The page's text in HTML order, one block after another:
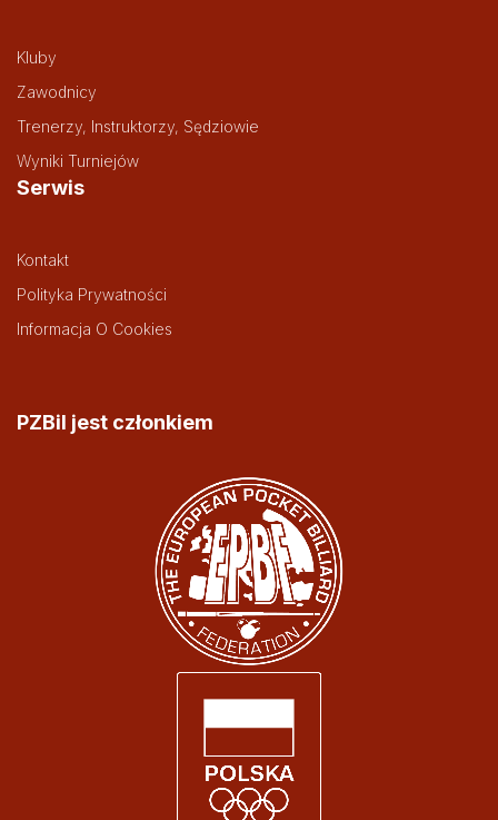
Kluby
Zawodnicy
Trenerzy, Instruktorzy, Sędziowie
Wyniki Turniejów
Serwis
Kontakt
Polityka Prywatności
Informacja O Cookies
PZBil jest członkiem